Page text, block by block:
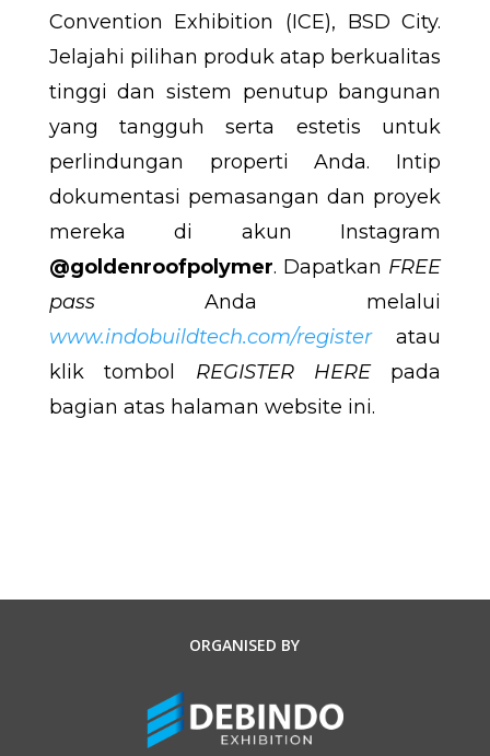
Convention Exhibition (ICE), BSD City.
Jelajahi pilihan produk atap berkualitas
tinggi dan sistem penutup bangunan
yang tangguh serta estetis untuk
perlindungan properti Anda. Intip
dokumentasi pemasangan dan proyek
mereka di akun Instagram
@goldenroofpolymer. Dapatkan FREE
passAnda melalui
www.indobuildtech.com/registeratau
klik tombol REGISTER HEREpada
bagian atas halaman website ini.
ORGANISED BY